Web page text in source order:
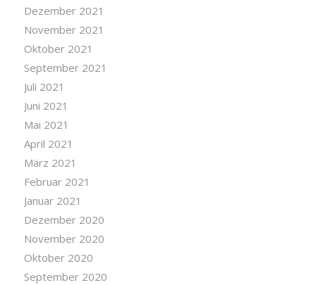
Dezember 2021
November 2021
Oktober 2021
September 2021
Juli 2021
Juni 2021
Mai 2021
April 2021
März 2021
Februar 2021
Januar 2021
Dezember 2020
November 2020
Oktober 2020
September 2020